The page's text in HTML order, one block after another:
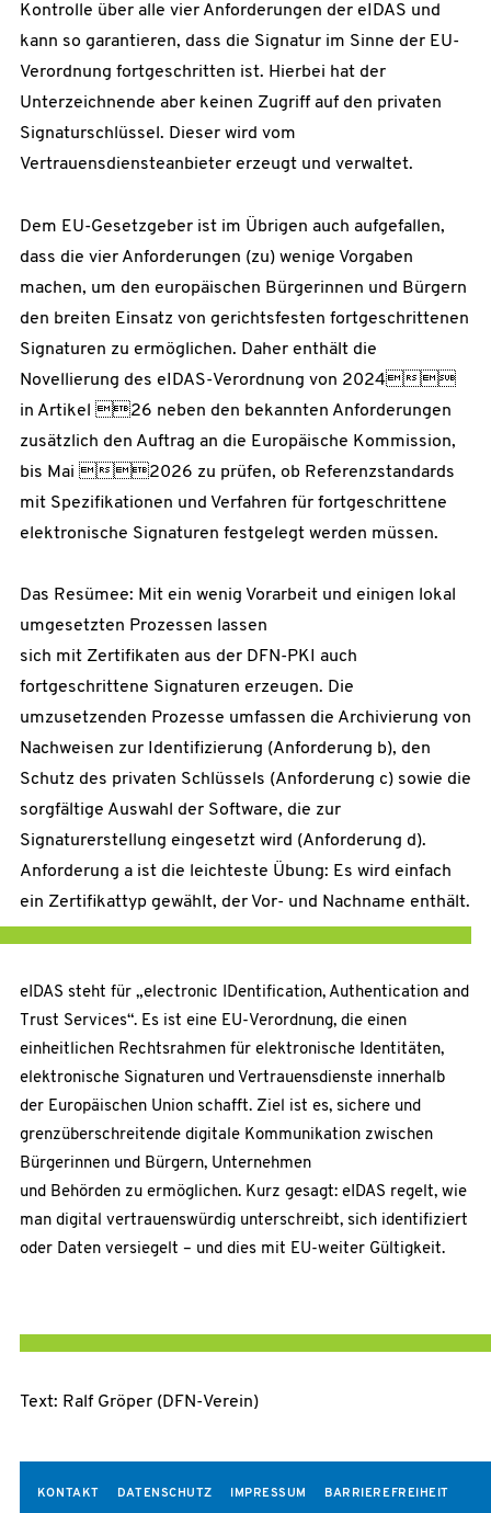
Kontrolle über alle vier Anforderungen der eIDAS und
kann so garantieren, dass die Signatur im Sinne der EU-
Verordnung fortgeschritten ist. Hierbei hat der
Unterzeichnende aber keinen Zugriff auf den privaten
Signaturschlüssel. Dieser wird vom
Vertrauensdiensteanbieter erzeugt und verwaltet.
Dem EU-Gesetzgeber ist im Übrigen auch aufgefallen,
dass die vier Anforderungen (zu) wenige Vorgaben
machen, um den europäischen Bürgerinnen und Bürgern
den breiten Einsatz von gerichtsfesten fortgeschrittenen
Signaturen zu ermöglichen. Daher enthält die
Novellierung des eIDAS-Verordnung von 2024
in Artikel 26 neben den bekannten Anforderungen
zusätzlich den Auftrag an die Europäische Kommission,
bis Mai 2026 zu prüfen, ob Referenzstandards
mit Spezifikationen und Verfahren für fortgeschrittene
elektronische Signaturen festgelegt werden müssen.
Das Resümee: Mit ein wenig Vorarbeit und einigen lokal
umgesetzten Prozessen lassen
sich mit Zertifikaten aus der DFN-PKI auch
fortgeschrittene Signaturen erzeugen. Die
umzusetzenden Prozesse umfassen die Archivierung von
Nachweisen zur Identifizierung (Anforderung b), den
Schutz des privaten Schlüssels (Anforderung c) sowie die
sorgfältige Auswahl der Software, die zur
Signaturerstellung eingesetzt wird (Anforderung d).
Anforderung a ist die leichteste Übung: Es wird einfach
ein Zertifikattyp gewählt, der Vor- und Nachname enthält.
eIDAS steht für „electronic IDentification, Authentication and
Trust Services“. Es ist eine EU-Verordnung, die einen
einheitlichen Rechtsrahmen für elektronische Identitäten,
elektronische Signaturen und Vertrauensdienste innerhalb
der Europäischen Union schafft. Ziel ist es, sichere und
grenzüberschreitende digitale Kommunikation zwischen
Bürgerinnen und Bürgern, Unternehmen
und Behörden zu ermöglichen. Kurz gesagt: eIDAS regelt, wie
man digital vertrauenswürdig unterschreibt, sich identifiziert
oder Daten versiegelt – und dies mit EU-weiter Gültigkeit.
Text: Ralf Gröper (DFN-Verein)
KONTAKT DATENSCHUTZ IMPRESSUM BARRIEREFREIHEIT